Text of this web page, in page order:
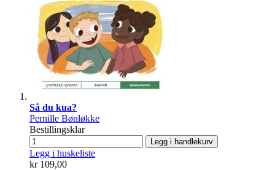
Så du kua?
Pernille Bønløkke
Bestillingsklar
Legg i handlekurv
Legg i huskeliste
kr 109,00